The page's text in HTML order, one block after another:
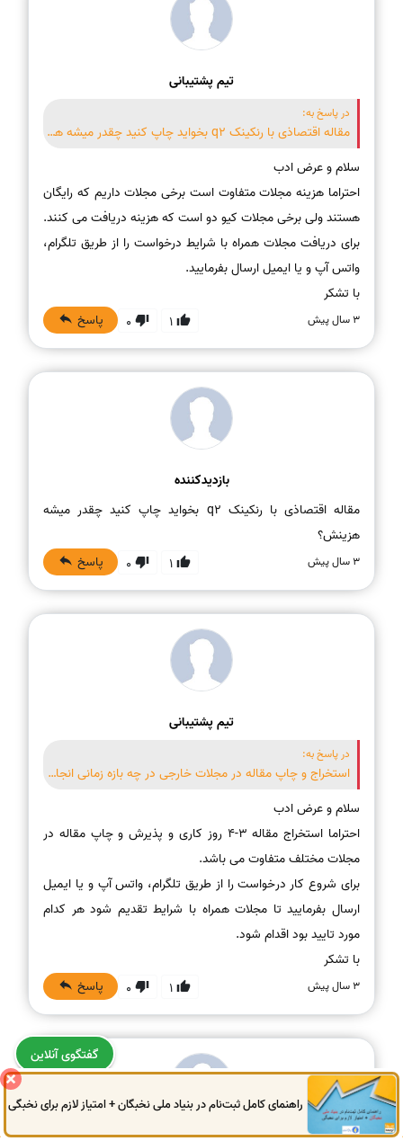
تیم پشتیبانی
در پاسخ به:
مقاله اقتصاذی با رنکینک q2 بخواید چاپ کنید چقدر میشه هزینش؟
احتراما هزینه مجلات متفاوت است برخی مجلات داریم که رایگان
برای دریافت مجلات همراه با شرایط درخواست را از طریق تلگرام،
با تشکر
3 سال پیش 1
0 پاسخ
بازدیدکننده
مقاله اقتصاذی با رنکینک q2 بخواید چاپ کنید چقدر میشه
هزینش؟
3 سال پیش 1
0 پاسخ
تیم پشتیبانی
در پاسخ به:
استخراج و چاپ مقاله در مجلات خارجی در چه بازه زمانی انجام می گیرد؟
احتراما استخراج مقاله 3-4 روز کاری و پذیرش و چاپ مقاله در
برای شروع کار درخواست را از طریق تلگرام، واتس آپ و یا ایمیل
ارسال بفرمایید تا مجلات همراه با شرایط تقدیم شود هر کدام
با تشکر
3 سال پیش 1
0 پاسخ
04133250787
09149724522
راهنمای کامل ثبت‌نام در بنیاد ملی نخبگان + امتیاز لازم برای نخبگی
گفتگوی آنلاین